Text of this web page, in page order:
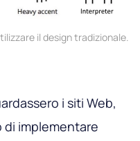
il design tradizionale.
i siti Web,
implementare